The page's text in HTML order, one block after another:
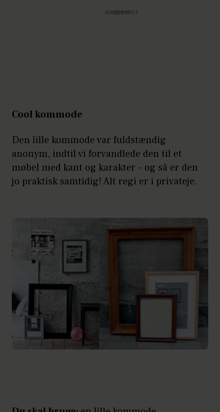
Annonce
Cool kommode
Den lille kommode var fuldstændig
anonym, indtil vi forvandlede den til et
møbel med kant og karakter – og så er den
jo praktisk samtidig! Alt regi er i privateje.